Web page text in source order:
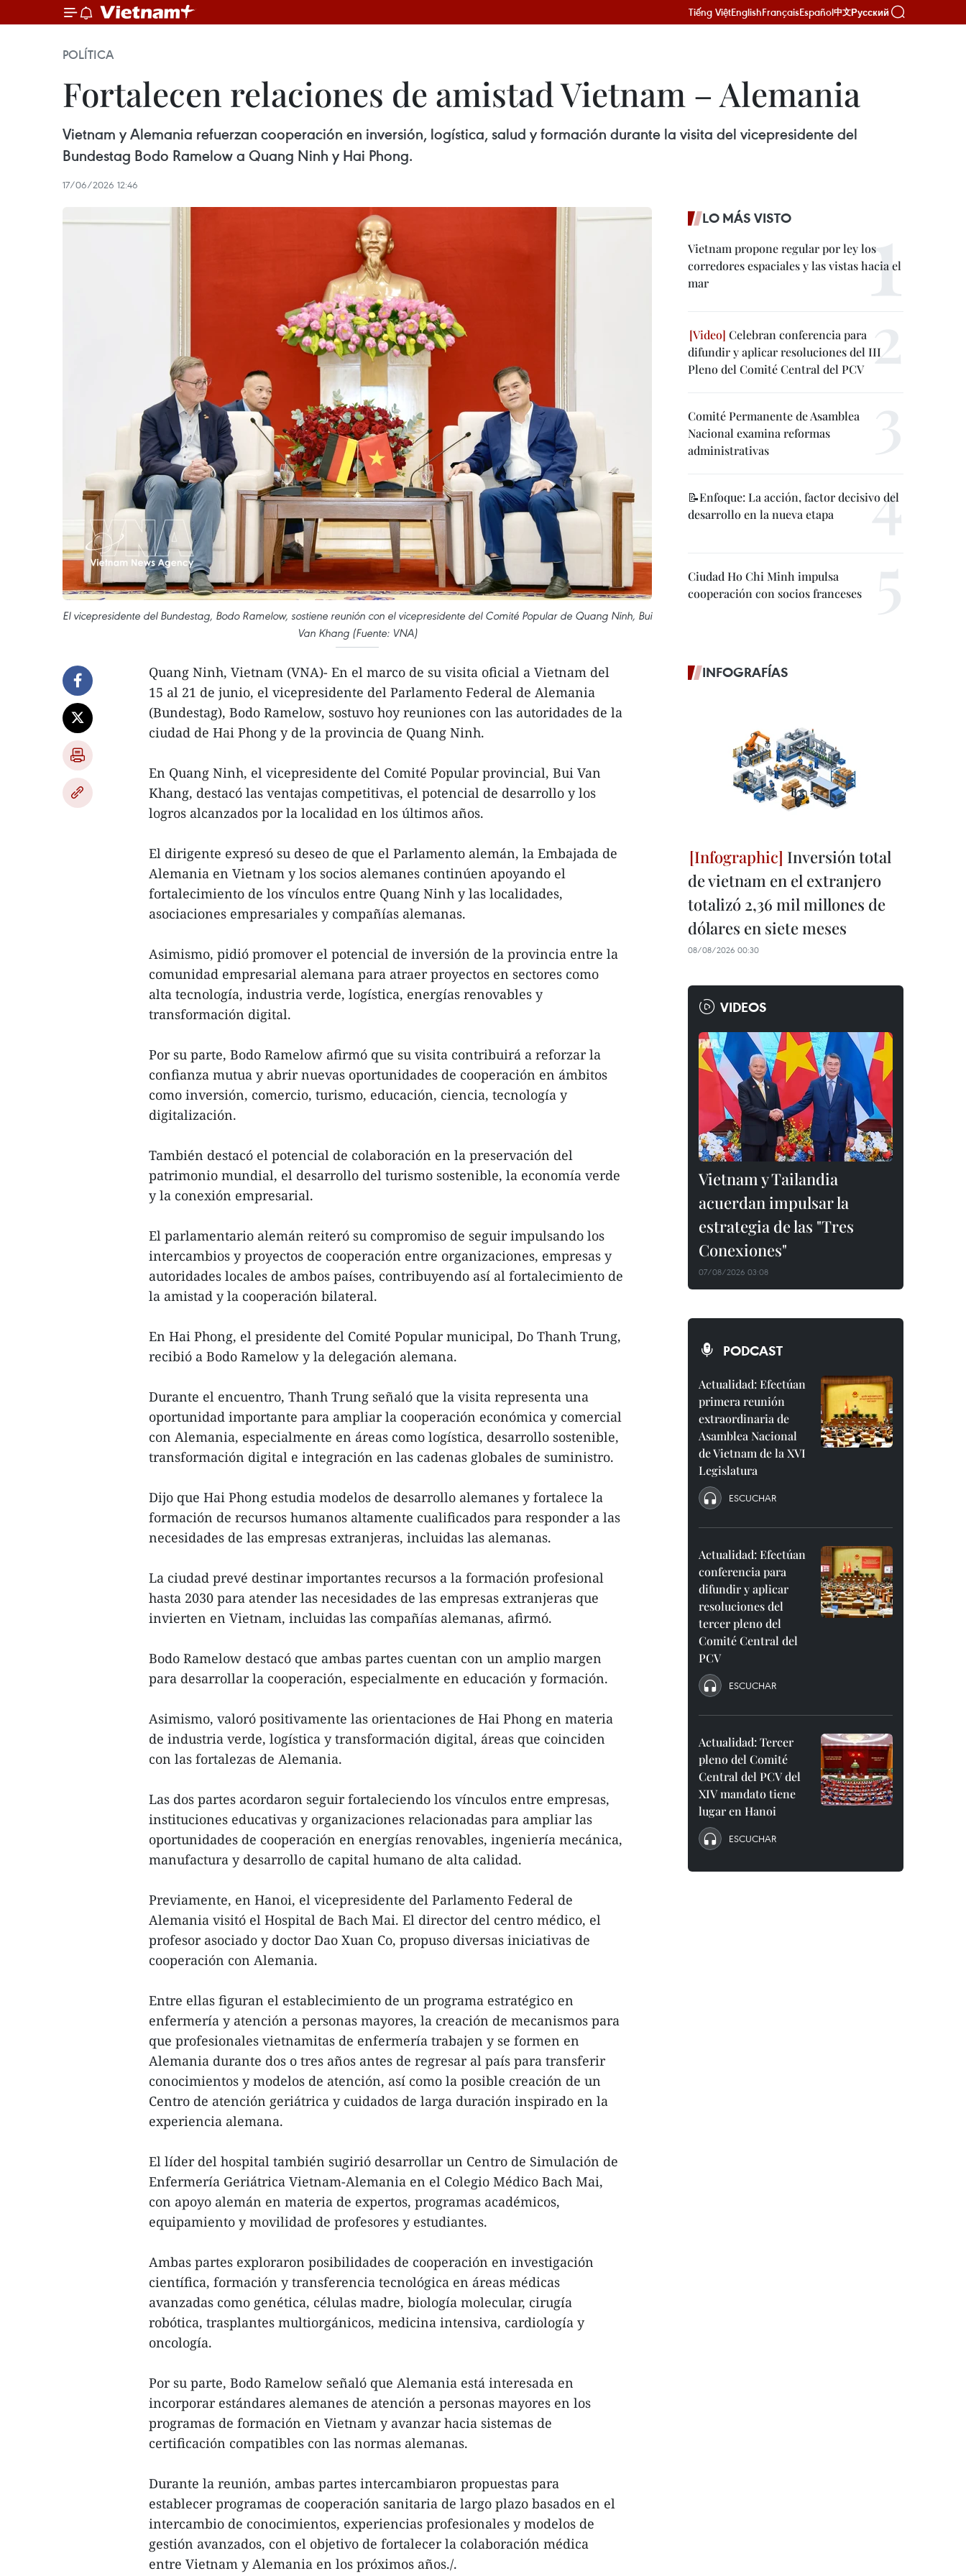
Tiếng ViệtEnglishFrançaisEspañol中文Русский
POLÍTICA
Fortalecen relaciones de amistad Vietnam – Alemania
Vietnam y Alemania refuerzan cooperación en inversión, logística, salud y formación durante la visita del vicepresidente del
Bundestag Bodo Ramelow a Quang Ninh y Hai Phong.
17/06/2026 12:46
El vicepresidente del Bundestag, Bodo Ramelow, sostiene reunión con el vicepresidente del Comité Popular de Quang Ninh, Bui
Van Khang (Fuente: VNA)
Quang Ninh, Vietnam (VNA)- En el marco de su visita oficial a Vietnam del
15 al 21 de junio, el vicepresidente del Parlamento Federal de Alemania
(Bundestag), Bodo Ramelow, sostuvo hoy reuniones con las autoridades de la
ciudad de Hai Phong y de la provincia de Quang Ninh.
En Quang Ninh, el vicepresidente del Comité Popular provincial, Bui Van
Khang, destacó las ventajas competitivas, el potencial de desarrollo y los
logros alcanzados por la localidad en los últimos años.
El dirigente expresó su deseo de que el Parlamento alemán, la Embajada de
Alemania en Vietnam y los socios alemanes continúen apoyando el
fortalecimiento de los vínculos entre Quang Ninh y las localidades,
asociaciones empresariales y compañías alemanas.
Asimismo, pidió promover el potencial de inversión de la provincia entre la
comunidad empresarial alemana para atraer proyectos en sectores como
alta tecnología, industria verde, logística, energías renovables y
transformación digital.
Por su parte, Bodo Ramelow afirmó que su visita contribuirá a reforzar la
confianza mutua y abrir nuevas oportunidades de cooperación en ámbitos
como inversión, comercio, turismo, educación, ciencia, tecnología y
digitalización.
También destacó el potencial de colaboración en la preservación del
patrimonio mundial, el desarrollo del turismo sostenible, la economía verde
y la conexión empresarial.
El parlamentario alemán reiteró su compromiso de seguir impulsando los
intercambios y proyectos de cooperación entre organizaciones, empresas y
autoridades locales de ambos países, contribuyendo así al fortalecimiento de
la amistad y la cooperación bilateral.
En Hai Phong, el presidente del Comité Popular municipal, Do Thanh Trung,
recibió a Bodo Ramelow y la delegación alemana.
Durante el encuentro, Thanh Trung señaló que la visita representa una
oportunidad importante para ampliar la cooperación económica y comercial
con Alemania, especialmente en áreas como logística, desarrollo sostenible,
transformación digital e integración en las cadenas globales de suministro.
Dijo que Hai Phong estudia modelos de desarrollo alemanes y fortalece la
formación de recursos humanos altamente cualificados para responder a las
necesidades de las empresas extranjeras, incluidas las alemanas.
La ciudad prevé destinar importantes recursos a la formación profesional
hasta 2030 para atender las necesidades de las empresas extranjeras que
invierten en Vietnam, incluidas las compañías alemanas, afirmó.
Bodo Ramelow destacó que ambas partes cuentan con un amplio margen
para desarrollar la cooperación, especialmente en educación y formación.
Asimismo, valoró positivamente las orientaciones de Hai Phong en materia
de industria verde, logística y transformación digital, áreas que coinciden
con las fortalezas de Alemania.
Las dos partes acordaron seguir fortaleciendo los vínculos entre empresas,
instituciones educativas y organizaciones relacionadas para ampliar las
oportunidades de cooperación en energías renovables, ingeniería mecánica,
manufactura y desarrollo de capital humano de alta calidad.
Previamente, en Hanoi, el vicepresidente del Parlamento Federal de
Alemania visitó el Hospital de Bach Mai. El director del centro médico, el
profesor asociado y doctor Dao Xuan Co, propuso diversas iniciativas de
cooperación con Alemania.
Entre ellas figuran el establecimiento de un programa estratégico en
enfermería y atención a personas mayores, la creación de mecanismos para
que profesionales vietnamitas de enfermería trabajen y se formen en
Alemania durante dos o tres años antes de regresar al país para transferir
conocimientos y modelos de atención, así como la posible creación de un
Centro de atención geriátrica y cuidados de larga duración inspirado en la
experiencia alemana.
El líder del hospital también sugirió desarrollar un Centro de Simulación de
Enfermería Geriátrica Vietnam-Alemania en el Colegio Médico Bach Mai,
con apoyo alemán en materia de expertos, programas académicos,
equipamiento y movilidad de profesores y estudiantes.
Ambas partes exploraron posibilidades de cooperación en investigación
científica, formación y transferencia tecnológica en áreas médicas
avanzadas como genética, células madre, biología molecular, cirugía
robótica, trasplantes multiorgánicos, medicina intensiva, cardiología y
oncología.
Por su parte, Bodo Ramelow señaló que Alemania está interesada en
incorporar estándares alemanes de atención a personas mayores en los
programas de formación en Vietnam y avanzar hacia sistemas de
certificación compatibles con las normas alemanas.
Durante la reunión, ambas partes intercambiaron propuestas para
establecer programas de cooperación sanitaria de largo plazo basados en el
intercambio de conocimientos, experiencias profesionales y modelos de
gestión avanzados, con el objetivo de fortalecer la colaboración médica
entre Vietnam y Alemania en los próximos años./.
LO MÁS VISTO
Vietnam propone regular por ley los
corredores espaciales y las vistas hacia el
mar
Celebran conferencia para
difundir y aplicar resoluciones del III
Pleno del Comité Central del PCV
Comité Permanente de Asamblea
Nacional examina reformas
administrativas
📝Enfoque: La acción, factor decisivo del
desarrollo en la nueva etapa
Ciudad Ho Chi Minh impulsa
cooperación con socios franceses
INFOGRAFÍAS
Inversión total
de vietnam en el extranjero
totalizó 2,36 mil millones de
dólares en siete meses
08/08/2026 00:30
VIDEOS
Vietnam y Tailandia
acuerdan impulsar la
estrategia de las "Tres
Conexiones"
07/08/2026 03:08
PODCAST
Actualidad: Efectúan
primera reunión
extraordinaria de
Asamblea Nacional
de Vietnam de la XVI
Legislatura
ESCUCHAR
Actualidad: Efectúan
conferencia para
difundir y aplicar
resoluciones del
tercer pleno del
Comité Central del
PCV
ESCUCHAR
Actualidad: Tercer
pleno del Comité
Central del PCV del
XIV mandato tiene
lugar en Hanoi
ESCUCHAR